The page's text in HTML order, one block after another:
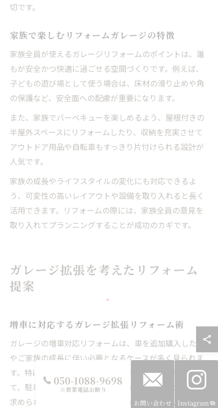
切です。
家族で楽しむリフォームガレージの特徴
家族全員が使えるガレージリフォームのポイントは、誰
もが安全かつ快適に過ごせる空間づくりです。例えば、
子どもの遊び場として使う場合は、床材の滑り止めや角
の保護など、安全面への配慮が重要になります。
また、家族でバーベキューを楽しめるよう、屋根付きの
半屋外スペースにリフォームしたり、収納を充実させて
アウトドア用品や自転車もすっきり片付けられる設計が
人気です。
家族の成長やライフスタイルの変化にも対応できるよ
う、可変性の高いレイアウトや設備を取り入れると長く
活用できます。リフォームの際には、家族全員の意見を
取り入れてプランニングすることが成功のカギです。
ガレージ拡張を考えたリフォーム
提案
増車に対応するガレージ拡張リフォーム術
ガレージの増車対応リフォームは、車を追加購入した際
やご家族の成長に伴い必要となるケースが多く見られま
す。特に岐阜県では、敷地の広さや周辺環境に合わせ
て、駐車スペースの拡張や屋根付きガレージへの変更が
求められることが多いです。リフォーム時には、既存の
050-1088-9698
※営業電話お断り
お問い合わせ Instagram